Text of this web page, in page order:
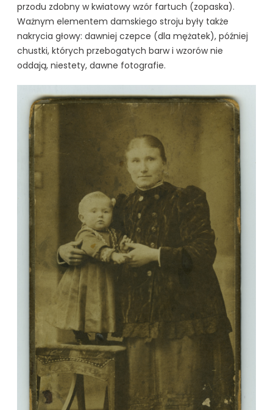
przodu zdobny w kwiatowy wzór fartuch (zopaska).
Ważnym elementem damskiego stroju były także
nakrycia głowy: dawniej czepce (dla mężatek), później
chustki, których przebogatych barw i wzorów nie
oddają, niestety, dawne fotografie.